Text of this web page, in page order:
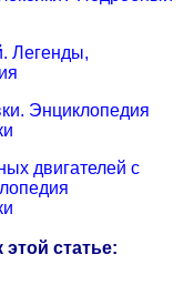
Легенды,
Энциклопедия
двигателей с
статье: